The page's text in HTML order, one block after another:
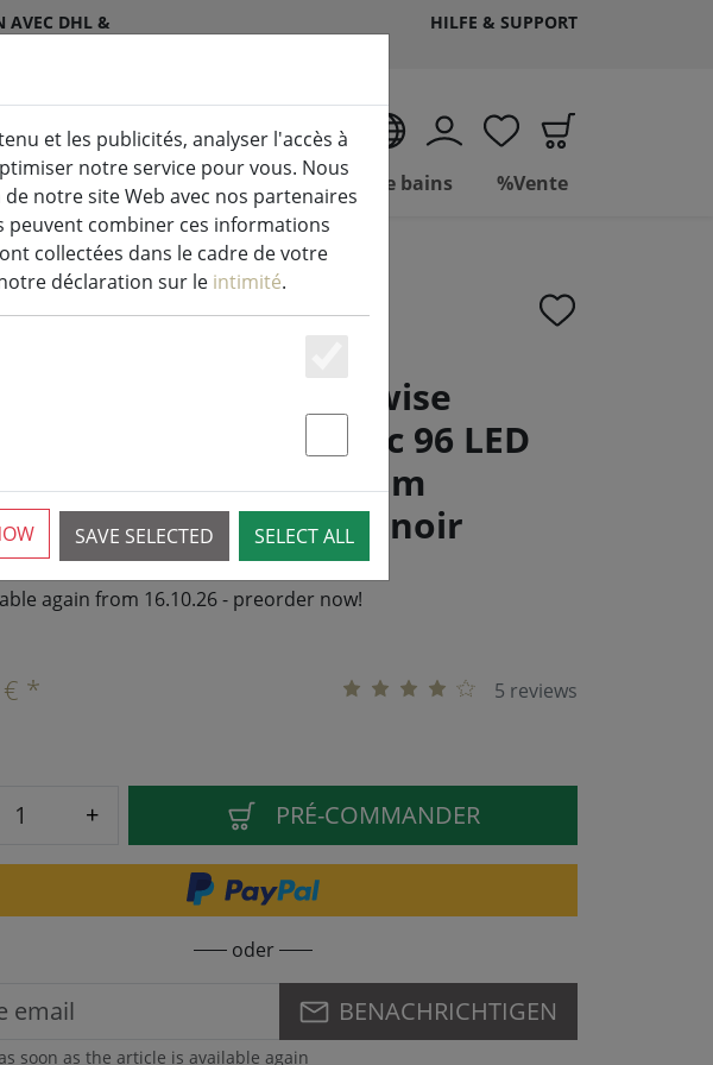
AVEC DHL &
HILFE & SUPPORT
FR
Cuisine Vivre Salle de bains %Vente
Lumineo Durawise
lumineuse Basic 96 LED
chaud extérieur 7,1 m
sur piles noir
again from 16.10.26 - preorder now!
5 reviews
*
+ PRÉ-COMMANDER
oder
BENACHRICHTIGEN
soon as the article is available again
et les publicités, analyser l'accès à
notre service pour vous. Nous
notre site Web avec nos partenaires
peuvent combiner ces informations
collectées dans le cadre de votre
déclaration sur le intimité.
Essenziell
Statstik & Marketing
SAVE SELECTED SELECT ALL